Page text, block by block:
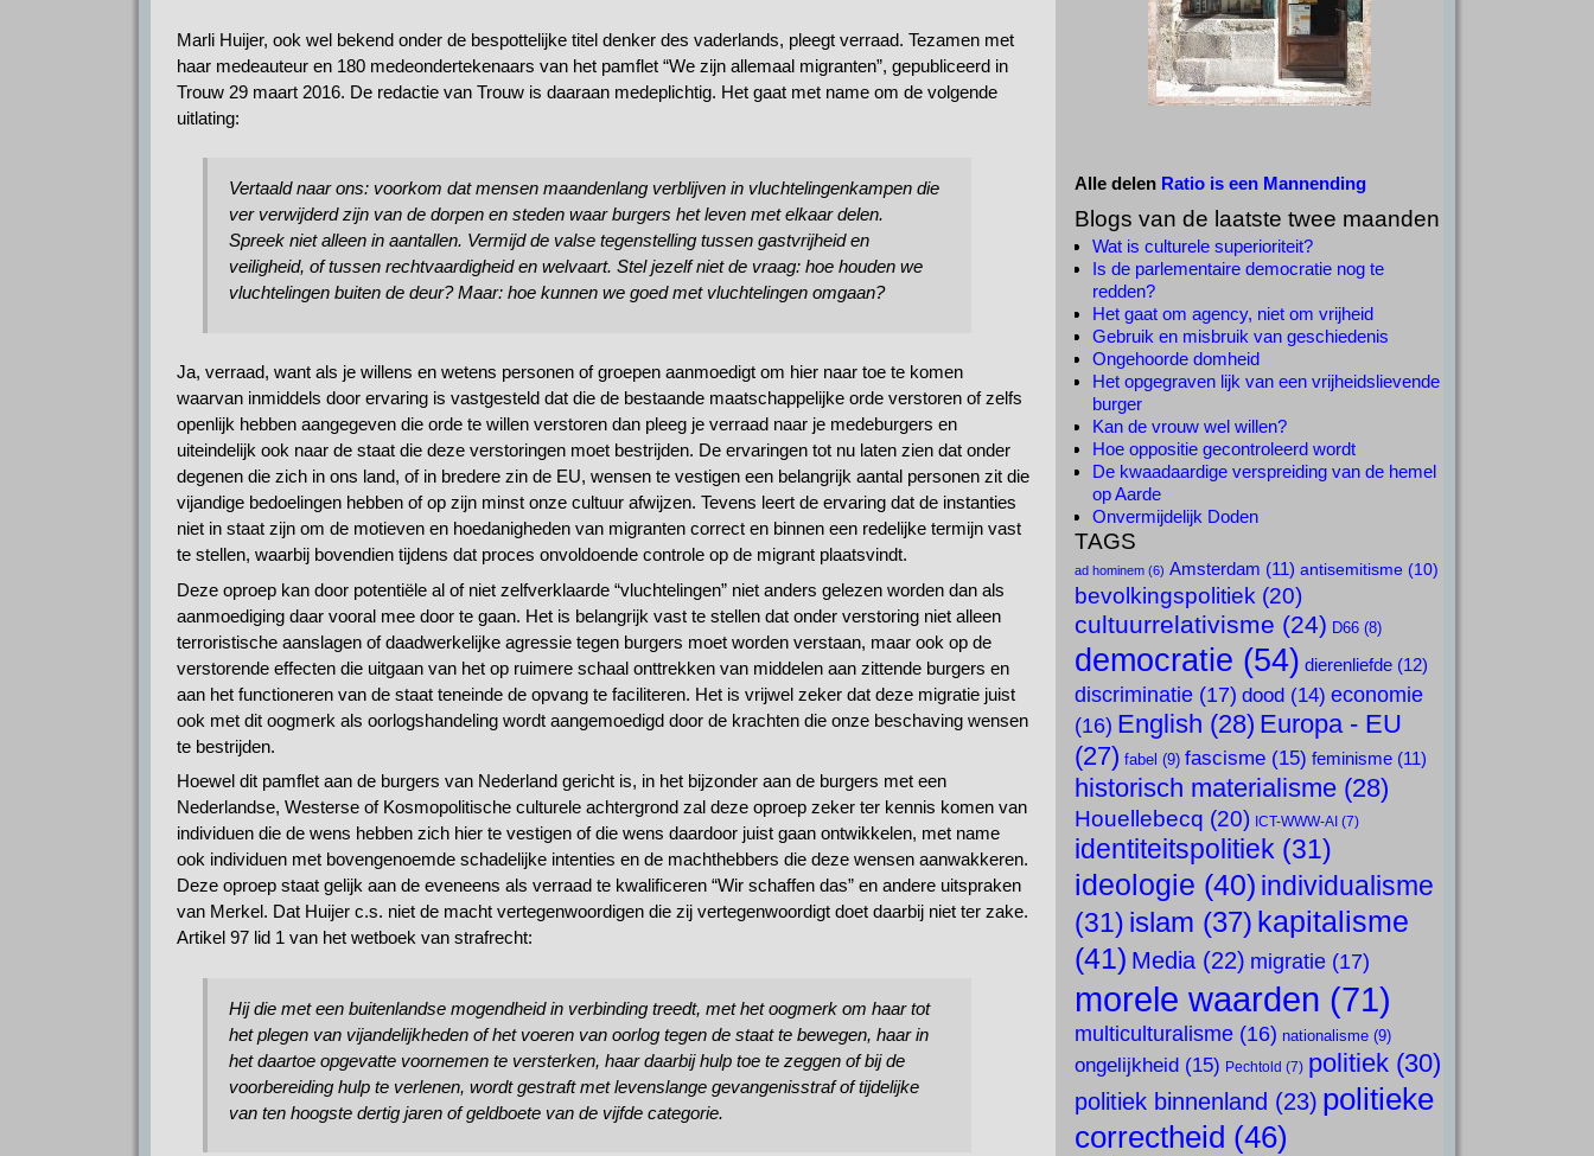
Marli Huijer, ook wel bekend onder de bespottelijke titel denker des vaderlands, pleegt verraad. Tezamen met
haar medeauteur en 180 medeondertekenaars van het pamflet “We zijn allemaal migranten”, gepubliceerd in
Trouw 29 maart 2016. De redactie van Trouw is daaraan medeplichtig. Het gaat met name om de volgende
uitlating:
Vertaald naar ons: voorkom dat mensen maandenlang verblijven in vluchtelingenkampen die
ver verwijderd zijn van de dorpen en steden waar burgers het leven met elkaar delen.
Spreek niet alleen in aantallen. Vermijd de valse tegenstelling tussen gastvrijheid en
veiligheid, of tussen rechtvaardigheid en welvaart. Stel jezelf niet de vraag: hoe houden we
vluchtelingen buiten de deur? Maar: hoe kunnen we goed met vluchtelingen omgaan?
Ja, verraad, want als je willens en wetens personen of groepen aanmoedigt om hier naar toe te komen
waarvan inmiddels door ervaring is vastgesteld dat die de bestaande maatschappelijke orde verstoren of zelfs
openlijk hebben aangegeven die orde te willen verstoren dan pleeg je verraad naar je medeburgers en
uiteindelijk ook naar de staat die deze verstoringen moet bestrijden. De ervaringen tot nu laten zien dat onder
degenen die zich in ons land, of in bredere zin de EU, wensen te vestigen een belangrijk aantal personen zit die
vijandige bedoelingen hebben of op zijn minst onze cultuur afwijzen. Tevens leert de ervaring dat de instanties
niet in staat zijn om de motieven en hoedanigheden van migranten correct en binnen een redelijke termijn vast
te stellen, waarbij bovendien tijdens dat proces onvoldoende controle op de migrant plaatsvindt.
Deze oproep kan door potentiële al of niet zelfverklaarde “vluchtelingen” niet anders gelezen worden dan als
aanmoediging daar vooral mee door te gaan. Het is belangrijk vast te stellen dat onder verstoring niet alleen
terroristische aanslagen of daadwerkelijke agressie tegen burgers moet worden verstaan, maar ook op de
verstorende effecten die uitgaan van het op ruimere schaal onttrekken van middelen aan zittende burgers en
aan het functioneren van de staat teneinde de opvang te faciliteren. Het is vrijwel zeker dat deze migratie juist
ook met dit oogmerk als oorlogshandeling wordt aangemoedigd door de krachten die onze beschaving wensen
te bestrijden.
Hoewel dit pamflet aan de burgers van Nederland gericht is, in het bijzonder aan de burgers met een
Nederlandse, Westerse of Kosmopolitische culturele achtergrond zal deze oproep zeker ter kennis komen van
individuen die de wens hebben zich hier te vestigen of die wens daardoor juist gaan ontwikkelen, met name
ook individuen met bovengenoemde schadelijke intenties en de machthebbers die deze wensen aanwakkeren.
Deze oproep staat gelijk aan de eveneens als verraad te kwalificeren “Wir schaffen das” en andere uitspraken
van Merkel. Dat Huijer c.s. niet de macht vertegenwoordigen die zij vertegenwoordigt doet daarbij niet ter zake.
Artikel 97 lid 1 van het wetboek van strafrecht:
Hij die met een buitenlandse mogendheid in verbinding treedt, met het oogmerk om haar tot
het plegen van vijandelijkheden of het voeren van oorlog tegen de staat te bewegen, haar in
het daartoe opgevatte voornemen te versterken, haar daarbij hulp toe te zeggen of bij de
voorbereiding hulp te verlenen, wordt gestraft met levenslange gevangenisstraf of tijdelijke
van ten hoogste dertig jaren of geldboete van de vijfde categorie.
Alle delen Ratio is een Mannending
Blogs van de laatste twee maanden
Wat is culturele superioriteit?
Is de parlementaire democratie nog te
redden?
Het gaat om agency, niet om vrijheid
Gebruik en misbruik van geschiedenis
Ongehoorde domheid
Het opgegraven lijk van een vrijheidslievende
burger
Kan de vrouw wel willen?
Hoe oppositie gecontroleerd wordt
De kwaadaardige verspreiding van de hemel
op Aarde
Onvermijdelijk Doden
TAGS
ad hominem (6) Amsterdam (11) antisemitisme (10)
bevolkingspolitiek (20)
cultuurrelativisme (24) D66 (8)
democratie (54) dierenliefde (12)
discriminatie (17) dood (14) economie
(16) English (28) Europa - EU
(27) fabel (9) fascisme (15) feminisme (11)
historisch materialisme (28)
Houellebecq (20) ICT-WWW-AI (7)
identiteitspolitiek (31)
ideologie (40) individualisme
(31) islam (37) kapitalisme
(41) Media (22) migratie (17)
morele waarden (71)
multiculturalisme (16) nationalisme (9)
ongelijkheid (15) Pechtold (7) politiek (30)
politiek binnenland (23) politieke
correctheid (46)